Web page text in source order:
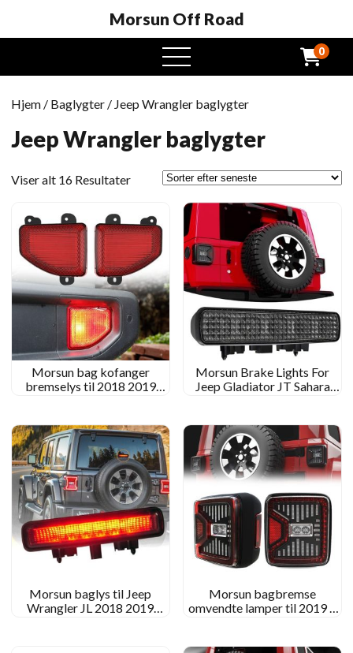
Morsun Off Road
Åben
menu
0
Hjem / Baglygter / Jeep Wrangler baglygter
Jeep Wrangler baglygter
Viser alt 16 ResultaterSorteret
seneste
Morsun bag kofanger
bremselys til 2018 2019
Morsun Brake Lights For
Jeep Gladiator JT Sahara
Morsun baglys til Jeep
Wrangler JL 2018 2019
Morsun bagbremse
omvendte lamper til 2019 ~